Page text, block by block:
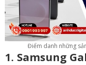
Điểm danh những
1. Samsung